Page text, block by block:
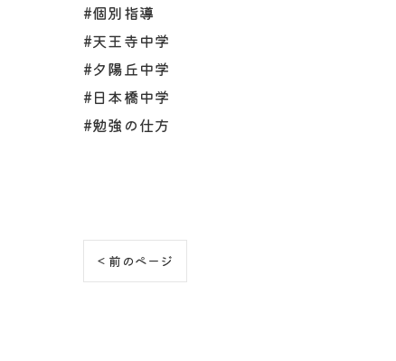
#個別指導
#天王寺中学
#夕陽丘中学
#日本橋中学
#勉強の仕方
< 前のページ